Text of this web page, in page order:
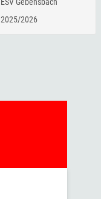
2025/2026